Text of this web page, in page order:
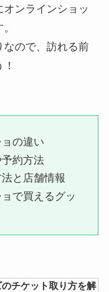
のおすすめは？買取
・持ち込み時の注意
のかも調査！
ダンスうまい順
ても調査
ミは？遅い・振り込
われる理由や安全性
も調査！
ンラインショッ
なので、訪れる前
の違い
約方法
と店舗情報
で買えるグッ
チケット取り方を解